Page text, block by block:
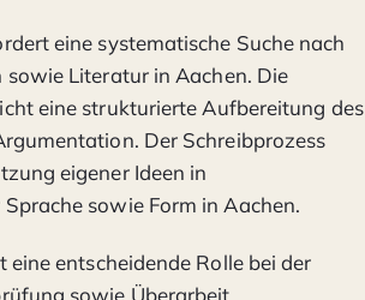
eine systematische Suche nach
sowie Literatur in Aachen. Die
eine strukturierte Aufbereitung des
Der Schreibprozess
eigener Ideen in
sowie Form in Aachen.
eine entscheidende Rolle bei der